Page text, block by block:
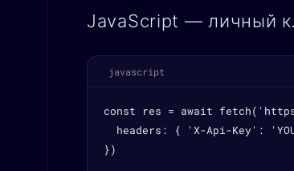
JavaScript — личный
javascript
const res = await
headers: { 'X-Api-Key':
})